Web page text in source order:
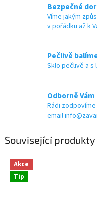
Bezpečné
Víme jakým
v pořádku až k
Pečlivě
Sklo pečlivě a s
Odborně
Rádi
email
Související produkty
Akce
Tip